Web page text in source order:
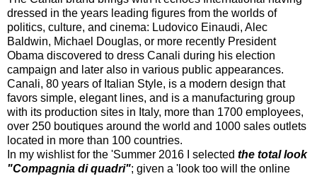
dressed in the years leading figures from the worlds of
politics, culture, and cinema: Ludovico Einaudi, Alec
Baldwin, Michael Douglas, or more recently President
Obama discovered to dress Canali during his election
campaign and later also in various public appearances.
Canali, 80 years of Italian Style, is a modern design that
favors simple, elegant lines, and is a manufacturing group
with its production sites in Italy, more than 1700 employees,
over 250 boutiques around the world and 1000 sales outlets
located in more than 100 countries.
In my wishlist for the 'Summer 2016 I selected the total look
"Compagnia di quadri"; given a 'look too will the online